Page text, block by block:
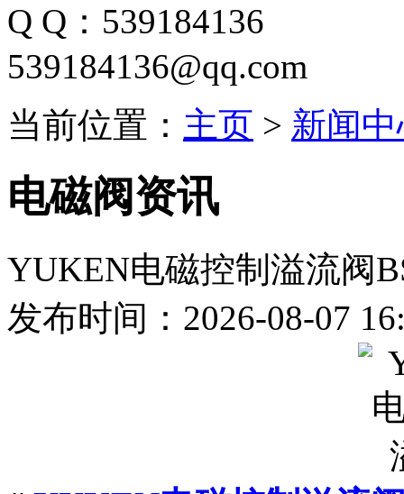
Q Q：539184136
539184136@qq.com
当前位置： 主页 > 新闻
电磁阀资讯
YUKEN电磁控制溢流阀
发布时间：2026-08-07